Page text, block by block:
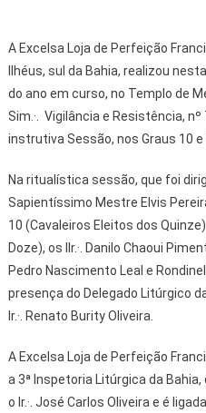
A Excelsa Loja de Perfeição
Ilhéus, sul da Bahia, realizou
do ano em curso, no Templo de
Sim.·. Vigilância e Resistência, nº
instrutiva Sessão, nos Graus 10 e 11
Na ritualística sessão, que foi
Sapientíssimo Mestre Elvis
10 (Cavaleiros Eleitos dos
Doze), os IIr.·. Danilo Chaoui
Pedro Nascimento Leal e
presença do Delegado Litúrgico
Ir.·. Renato Burity Oliveira.
A Excelsa Loja de Perfeição
a 3ª Inspetoria Litúrgica da
o Ir.·. José Carlos Oliveira e é